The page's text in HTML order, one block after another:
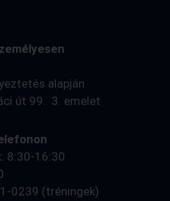
alapján
út 99. 3. emelet
8:30-16:30
0239 (tréningek)